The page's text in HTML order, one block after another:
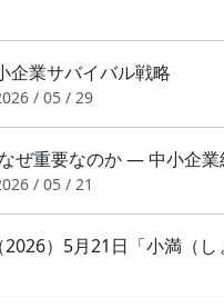
企業サバイバル戦略
/ 05 / 29
ぜ重要なのか ― 中小企
/ 05 / 21
）5月21日「小満（